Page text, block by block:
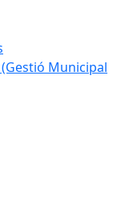
Municipal